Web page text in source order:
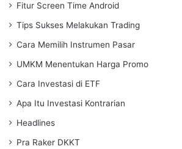
Fitur Screen Time Android
Tips Sukses Melakukan Trading
Cara Memilih Instrumen Pasar
UMKM Menentukan Harga Promo
Cara Investasi di ETF
Apa Itu Investasi Kontrarian
Headlines
Pra Raker DKKT